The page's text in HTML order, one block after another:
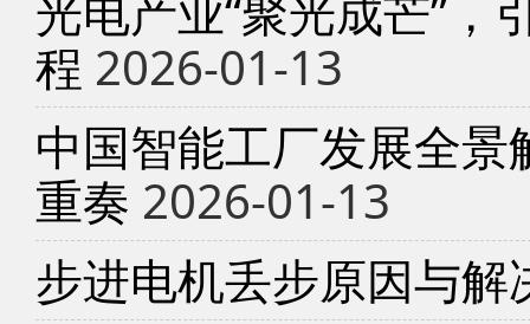
程 2026-01-13
中国智能工厂发展全
重奏 2026-01-13
步进电机丢步原因与解